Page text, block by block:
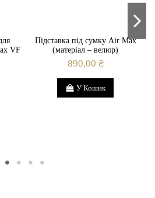
VF
Підставка під сумку Air Max
(матеріал – велюр)
890,00 ₴
У Кошик